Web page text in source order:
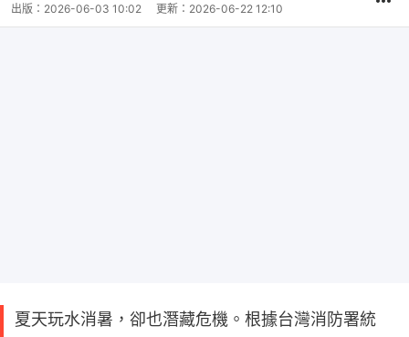
出版： 2026-06-03 10:02 更新： 2026-06-22 12:10
夏天玩水消暑，卻也潛藏危機。根據台灣消防署統